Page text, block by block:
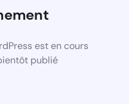
est en cours
publié